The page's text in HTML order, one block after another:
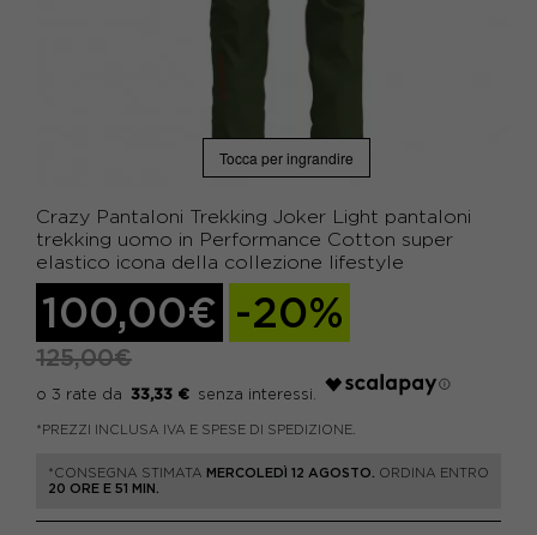
Tocca per ingrandire
Crazy Pantaloni Trekking Joker Light pantaloni
trekking uomo in Performance Cotton super
elastico icona della collezione lifestyle
100,00€ -20%
125,00€
33,33 €
*PREZZI INCLUSA IVA E SPESE DI SPEDIZIONE.
*CONSEGNA STIMATA MERCOLEDÌ 12 AGOSTO.
ORDINA ENTRO
20 ORE E 51 MIN.